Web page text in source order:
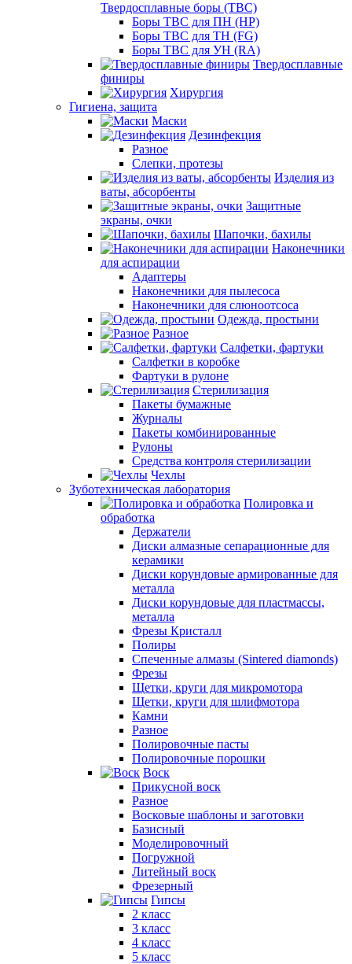
Твердосплавные боры (ТВС)
Боры ТВС для ПН (HP)
Боры ТВС для ТН (FG)
Боры ТВС для УН (RA)
Твердосплавные
финиры
Хирургия
Гигиена, защита
Маски
Дезинфекция
Разное
Слепки, протезы
Изделия из
ваты, абсорбенты
Защитные
экраны, очки
Шапочки, бахилы
Наконечники
для аспирации
Адаптеры
Наконечники для пылесоса
Наконечники для слюноотсоса
Одежда, простыни
Разное
Салфетки, фартуки
Салфетки в коробке
Фартуки в рулоне
Стерилизация
Пакеты бумажные
Журналы
Пакеты комбинированные
Рулоны
Средства контроля стерилизации
Чехлы
Зуботехническая лаборатория
Полировка и
обработка
Держатели
Диски алмазные сепарационные для
керамики
Диски корундовые армированные для
металла
Диски корундовые для пластмассы,
металла
Фрезы Кристалл
Полиры
Спеченные алмазы (Sintered diamonds)
Фрезы
Щетки, круги для микромотора
Щетки, круги для шлифмотора
Камни
Разное
Полировочные пасты
Полировочные порошки
Воск
Прикусной воск
Разное
Восковые шаблоны и заготовки
Базисный
Моделировочный
Погружной
Литейный воск
Фрезерный
Гипсы
2 класс
3 класс
4 класс
5 класс